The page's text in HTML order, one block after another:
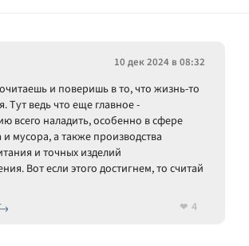
10 дек 2024 в 08:32
и поверишь в то, что жизнь-то
Тут ведь что еще главное -
всего наладить, особенно в сфере
мусора, а также производства
и точных изделий
Вот если этого достигнем, то считай
4